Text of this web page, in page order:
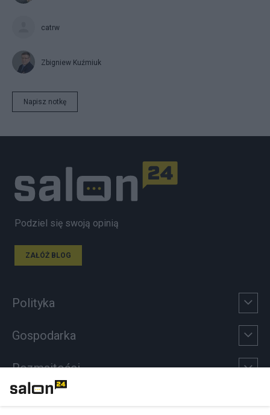
catrw
Zbigniew Kuźmiuk
Napisz notkę
Podziel się swoją opinią
ZAŁÓŻ BLOG
Polityka
Gospodarka
Rozmaitości